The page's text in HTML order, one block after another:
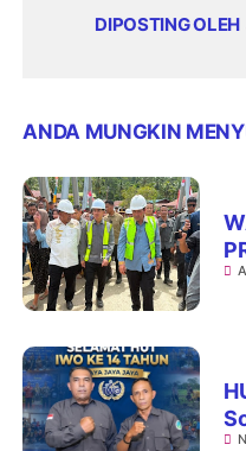
DIPOSTING OLEH
ANDA MUNGKIN